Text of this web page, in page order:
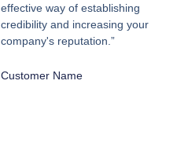
effective way of establishing
credibility and increasing your
company's reputation.”
Customer Name